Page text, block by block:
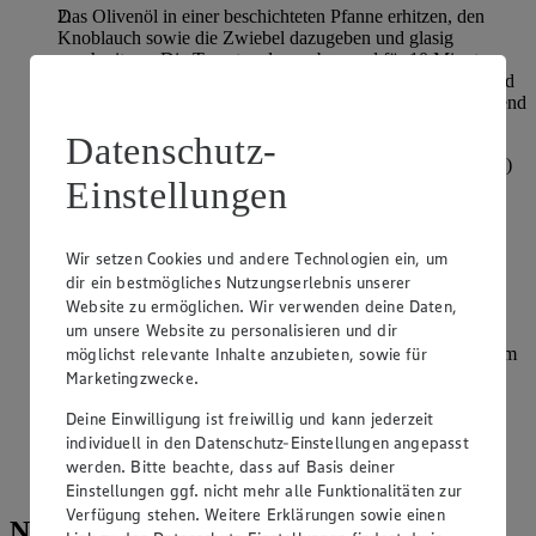
Das Olivenöl in einer beschichteten Pfanne erhitzen, den
Knoblauch sowie die Zwiebel dazugeben und glasig
anschwitzen. Die Tomaten dazugeben und für 10 Minuten
einkochen. Sämtliche Kräuter und Gewürze hinzugeben und
mit Pesto Verde, Salz und Pfeffer abschmecken. Anschließend
Den Backofen auf 200 °C Ober-/Unterhitze (Umluft 180°C)
vorheizen.
abtropfen lassen. Beides in dünne Scheiben schneiden.
Die Bagel quer aufschneiden und auf dem Backblech
auslegen. Die Salami in dünne Scheiben schneiden und auf
der einen Bagelhälfte verteilen. Die andere Hälfte mit der
Tomatensauce bestreichen und klein geschnittenes Basilikum
darauf verteilen. Mit Mozzarella und Zwiebeln belegen und
geschmolzen ist.
Die Pizza-Bagel noch warm mit frischem Basilikum und
Kräutern der Provence servieren.
Datenschutz-
Einstellungen
Wir setzen Cookies und andere Technologien ein, um
dir ein bestmögliches Nutzungserlebnis unserer
Website zu ermöglichen. Wir verwenden deine Daten,
um unsere Website zu personalisieren und dir
möglichst relevante Inhalte anzubieten, sowie für
Marketingzwecke.
Deine Einwilligung ist freiwillig und kann jederzeit
individuell in den Datenschutz-Einstellungen angepasst
werden. Bitte beachte, dass auf Basis deiner
Einstellungen ggf. nicht mehr alle Funktionalitäten zur
Verfügung stehen. Weitere Erklärungen sowie einen